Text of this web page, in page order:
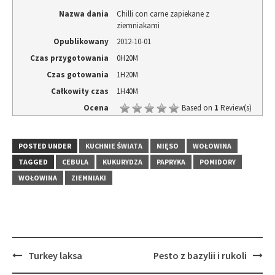
Nazwa dania
Chilli con carne zapiekane z
ziemniakami
Opublikowany
2012-10-01
Czas przygotowania
0H20M
Czas gotowania
1H20M
Całkowity czas
1H40M
Ocena
Based on 1 Review(s)
POSTED UNDER KUCHNIE ŚWIATA MIĘSO
WOŁOWINA
TAGGED
CEBULA KUKURYDZA PAPRYKA
POMIDORY
WOŁOWINA
ZIEMNIAKI
PostTurkey laksa Pesto z bazylii i rukoli